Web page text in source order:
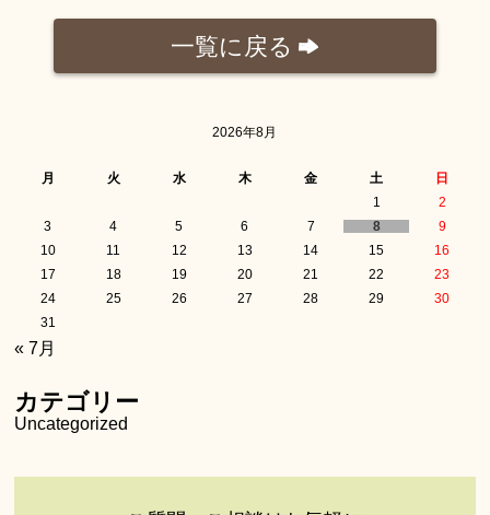
一覧に戻る
2026年8月
月 火 水 木 金 土
日
1
2
3
4 5 6 7 8
9
10
11 12 13 14 15
16
17
18 19 20 21 22
23
24
25 26 27 28 29
30
31
« 7月
カテゴリー
Uncategorized